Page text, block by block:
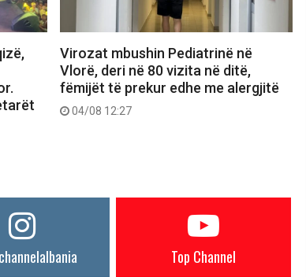
Virozat mbushin Pediatrinë në
Vlorë, deri në 80 vizita në ditë,
fëmijët të prekur edhe me alergjitë
04/08 12:27
Top Channel